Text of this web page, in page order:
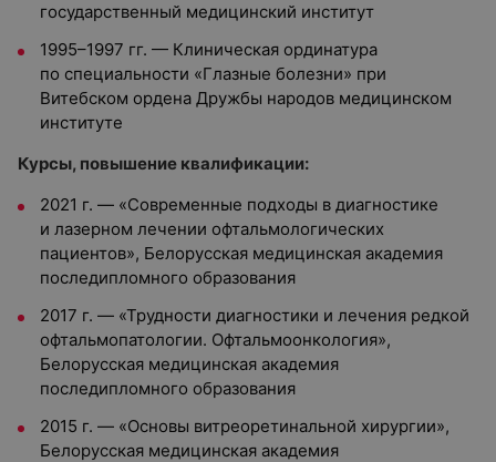
государственный медицинский институт
1995–1997 гг. — Клиническая ординатура
по специальности «Глазные болезни» при
Витебском ордена Дружбы народов медицинском
институте
Курсы, повышение квалификации:
2021 г. — «Современные подходы в диагностике
и лазерном лечении офтальмологических
пациентов», Белорусская медицинская академия
последипломного образования
2017 г. — «Трудности диагностики и лечения редкой
офтальмопатологии. Офтальмоонкология»,
Белорусская медицинская академия
последипломного образования
2015 г. — «Основы витреоретинальной хирургии»,
Белорусская медицинская академия